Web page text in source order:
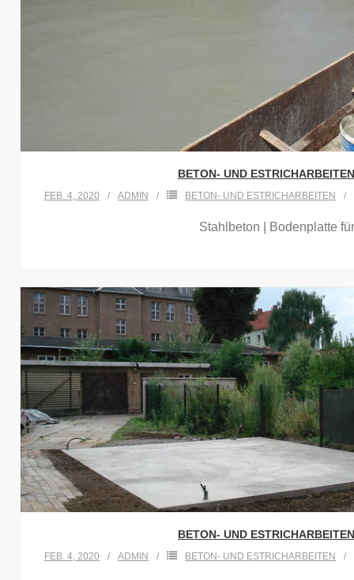
BETON- UND ESTRICHARBEITEN
FEB. 4, 2020 ADMIN BETON- UND ESTRICHARBEITEN
Stahlbeton | Bodenplatte
BETON- UND ESTRICHARBEITEN
FEB. 4, 2020 ADMIN BETON- UND ESTRICHARBEITEN